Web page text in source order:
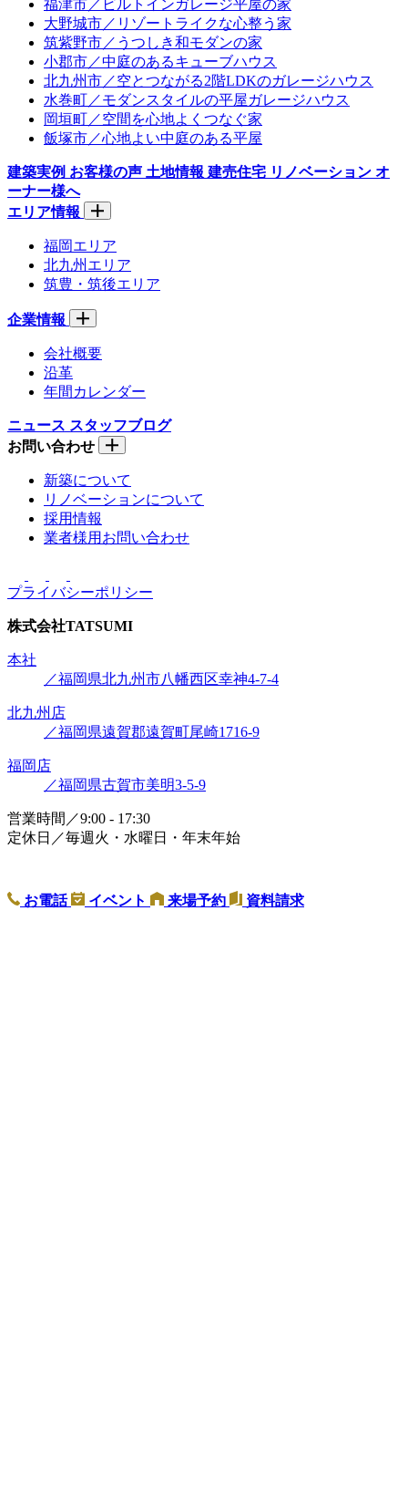
福津市／ビルトインガレージ平屋の家
大野城市／リゾートライクな心整う家
筑紫野市／うつしき和モダンの家
小郡市／中庭のあるキューブハウス
北九州市／空とつながる2階LDKのガレージハウス
水巻町／モダンスタイルの平屋ガレージハウス
岡垣町／空間を心地よくつなぐ家
飯塚市／心地よい中庭のある平屋
建築実例 お客様の声 土地情報 建売住宅 リノベーション オ
ーナー様へ
エリア情報
福岡エリア
北九州エリア
筑豊・筑後エリア
企業情報
会社概要
沿革
年間カレンダー
ニュース スタッフブログ
お問い合わせ
新築について
リノベーションについて
採用情報
業者様用お問い合わせ
プライバシーポリシー
株式会社TATSUMI
本社
／福岡県北九州市八幡西区幸神4-7-4
北九州店
／福岡県遠賀郡遠賀町尾崎1716-9
福岡店
／福岡県古賀市美明3-5-9
営業時間／9:00 - 17:30
定休日／毎週火・水曜日・年末年始
お電話 イベント 来場予約 資料請求